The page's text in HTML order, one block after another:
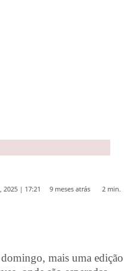
| 17:21 9 meses atrás 2 min.
mais uma edição